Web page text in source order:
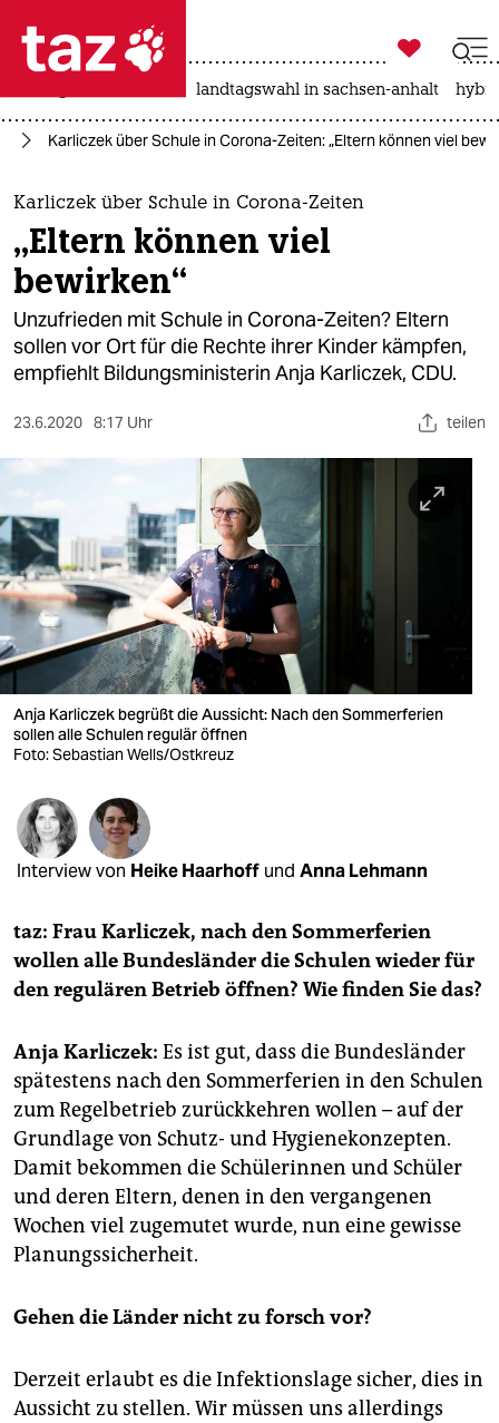
 taz zahl ich
taz zahl ich
themen
politik
öko
gesellschaft
sport
nord
wahrheit
verlag
verlag
veranstaltungen
fragen & hilfe
unterstützen
genossenschaft
epaper login

taz zahl ich
landtagswahl in sachsen-anhalt
Karliczek über Schule in Corona-Zeiten: „Eltern können viel
Karliczek über Schule in Corona-Zeiten
„Eltern können viel
bewirken“
Unzufrieden mit Schule in Corona-Zeiten? Eltern
sollen vor Ort für die Rechte ihrer Kinder kämpfen,
empfiehlt Bildungsministerin Anja Karliczek, CDU.
23.6.2020 8:17 Uhr teilen
Anja Karliczek begrüßt die Aussicht: Nach den Sommerferien
sollen alle Schulen regulär öffnen
Foto: Sebastian Wells/Ostkreuz
Interview von Heike Haarhoff und Anna Lehmann
taz: Frau Karliczek, nach den Sommerferien
wollen alle Bundesländer die Schulen wieder für
den regulären Betrieb öffnen? Wie finden Sie das?
Anja Karliczek: Es ist gut, dass die Bundesländer
spätestens nach den Sommerferien in den Schulen
zum Regelbetrieb zurückkehren wollen – auf der
Grundlage von Schutz- und Hygienekonzepten.
Damit bekommen die Schülerinnen und Schüler
und deren Eltern, denen in den vergangenen
Wochen viel zugemutet wurde, nun eine gewisse
Planungssicherheit.
Gehen die Länder nicht zu forsch vor?
Derzeit erlaubt es die Infektionslage sicher, dies in
Aussicht zu stellen. Wir müssen uns allerdings